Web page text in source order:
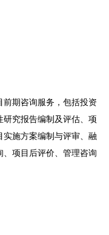
期咨询服务，包括投资
究报告编制及评估、项
实施方案编制与评审、融
项目后评价、管理咨询